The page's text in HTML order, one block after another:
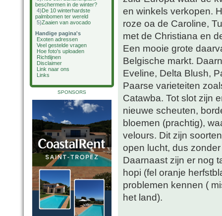
beschermen in de winter?
4)De 10 winterhardste
palmbomen ter wereld
5)Zaaien van avocado
Handige pagina's
Exoten adressen
Veel gestelde vragen
Hoe foto's uploaden
Richtlijnen
Disclaimer
Link naar ons
Links
SPONSORS
en winkels verkopen.
roze oa de Caroline,
met de Christiana en
Een mooie grote
Belgische markt.
Eveline, Delta Blush,
Paarse varieteiten
Catawba. Tot slot zijn
nieuwe scheuten,
bloemen (prachtig),
velours. Dit zijn
open lucht, dus
Daarnaast zijn er nog
hopi (fel oranje
problemen kennen (
het land).